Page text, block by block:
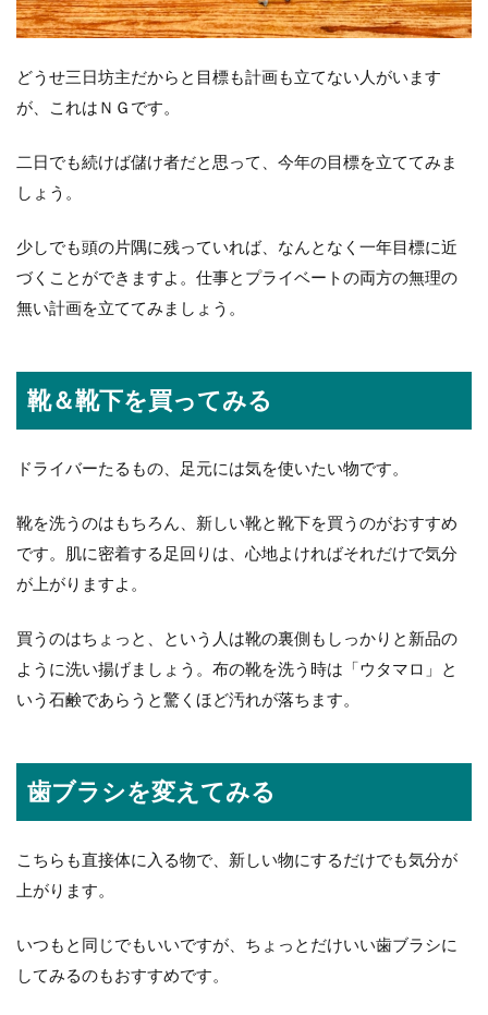
どうせ三日坊主だからと目標も計画も立てない人がいます
が、これはＮＧです。
二日でも続けば儲け者だと思って、今年の目標を立ててみま
しょう。
少しでも頭の片隅に残っていれば、なんとなく一年目標に近
づくことができますよ。仕事とプライベートの両方の無理の
無い計画を立ててみましょう。
靴＆靴下を買ってみる
ドライバーたるもの、足元には気を使いたい物です。
靴を洗うのはもちろん、新しい靴と靴下を買うのがおすすめ
です。肌に密着する足回りは、心地よければそれだけで気分
が上がりますよ。
買うのはちょっと、という人は靴の裏側もしっかりと新品の
ように洗い揚げましょう。布の靴を洗う時は「ウタマロ」と
いう石鹸であらうと驚くほど汚れが落ちます。
歯ブラシを変えてみる
こちらも直接体に入る物で、新しい物にするだけでも気分が
上がります。
いつもと同じでもいいですが、ちょっとだけいい歯ブラシに
してみるのもおすすめです。